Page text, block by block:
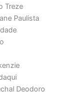
Treze
Paulista
Deodoro